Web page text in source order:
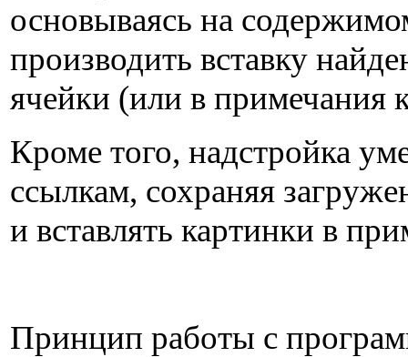
основываясь на
производить вставку
ячейки (или в примечания
Кроме того, надстройка
ссылкам, сохраняя
и вставлять картинки в
Принцип работы с